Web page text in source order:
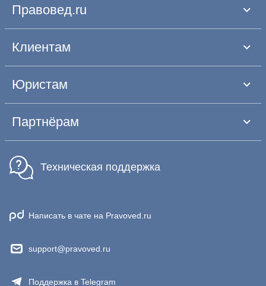
Правовед.ru
Клиентам
Юристам
Партнёрам
Техническая поддержка
Написать в чате на Pravoved.ru
support@pravoved.ru
Поддержка в Telegram